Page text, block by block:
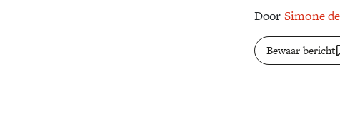
Door Simone
Bewaar bericht